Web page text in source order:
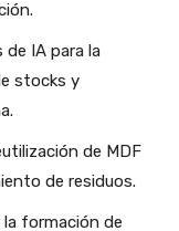
de IA para la
stocks y
de MDF
de residuos.
la formación de